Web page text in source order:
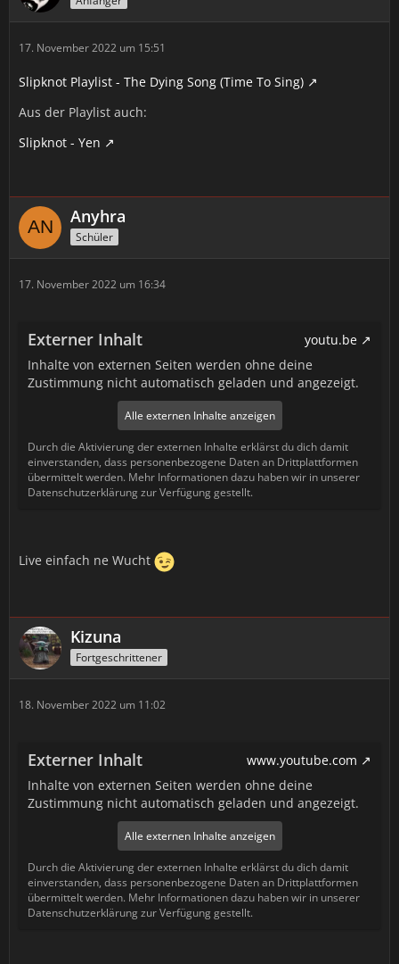
17. November 2022 um 15:51
Slipknot Playlist - The Dying Song (Time To Sing)
Aus der Playlist auch:
Slipknot - Yen
Anyhra
Schüler
17. November 2022 um 16:34
Externer Inhalt
youtu.be
Inhalte von externen Seiten werden ohne deine
Zustimmung nicht automatisch geladen und angezeigt.
Alle externen Inhalte anzeigen
Durch die Aktivierung der externen Inhalte erklärst du dich damit
einverstanden, dass personenbezogene Daten an Drittplattformen
übermittelt werden. Mehr Informationen dazu haben wir in unserer
Datenschutzerklärung zur Verfügung gestellt.
Live einfach ne Wucht
Kizuna
Fortgeschrittener
18. November 2022 um 11:02
Externer Inhalt
www.youtube.com
Inhalte von externen Seiten werden ohne deine
Zustimmung nicht automatisch geladen und angezeigt.
Alle externen Inhalte anzeigen
Durch die Aktivierung der externen Inhalte erklärst du dich damit
einverstanden, dass personenbezogene Daten an Drittplattformen
übermittelt werden. Mehr Informationen dazu haben wir in unserer
Datenschutzerklärung zur Verfügung gestellt.